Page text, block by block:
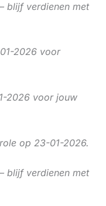
blijf verdienen met
2026 voor
2026 voor jouw
op 23-01-2026.
blijf verdienen met